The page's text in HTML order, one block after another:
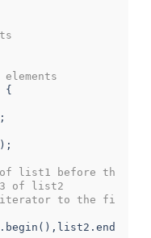
{
);
list1 before th
3 of list2
to the fi
. begin (), list2 . end